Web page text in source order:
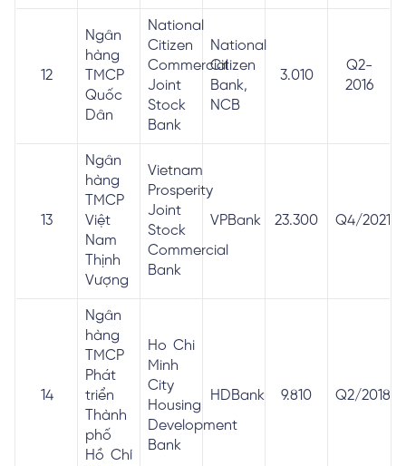
12
Ngân
hàng
TMCP
Quốc
Dân
National
Citizen
Commercial
Joint
Stock
Bank
National
Citizen
Bank,
NCB
3.010
Q2-
2016
13
Ngân
hàng
TMCP
Việt
Nam
Thịnh
Vượng
Vietnam
Prosperity
Joint
Stock
Commercial
Bank
VPBank 23.300 Q4/2021
14
Ngân
hàng
TMCP
Phát
triển
Thành
phố
Hồ Chí
Ho Chi
Minh
City
Housing
Development
Bank
HDBank 9.810 Q2/2018